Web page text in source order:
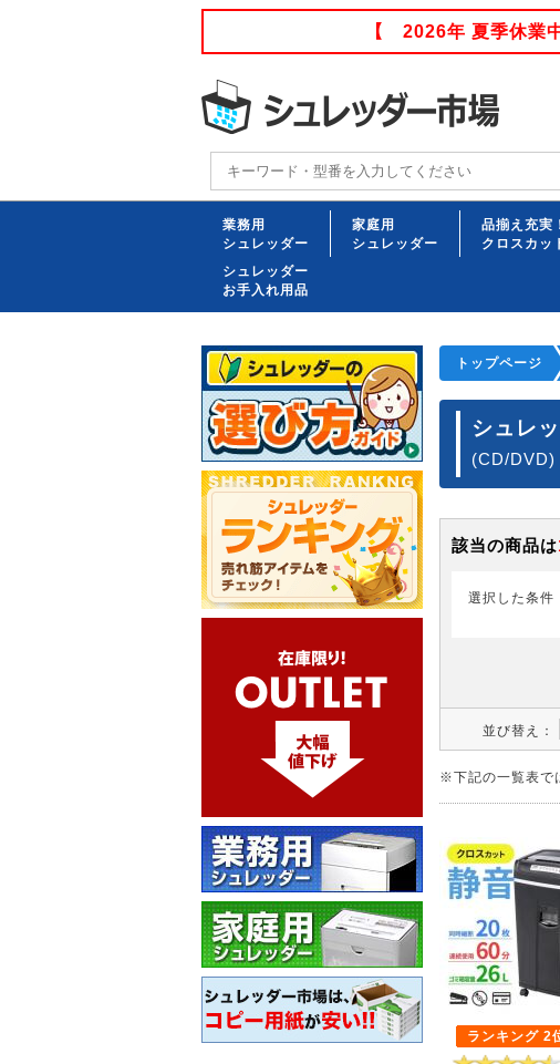
【 2026年 夏季休業
業務用
シュレッダー
家庭用
シュレッダー
品揃え充実！
クロスカッ
シュレッダー
お手入れ用品
トップページ
シュレ
(CD/DVD)
該当の商品は
選択した条件
並び替え：
※下記の一覧表で
ランキング 2